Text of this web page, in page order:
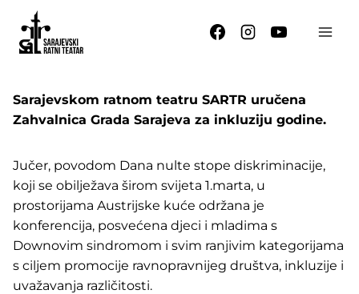
content
Sarajevskom ratnom teatru SARTR uručena
Zahvalnica Grada Sarajeva za inkluziju godine.
Jučer, povodom Dana nulte stope diskriminacije,
koji se obilježava širom svijeta 1.marta, u
prostorijama Austrijske kuće održana je
konferencija, posvećena djeci i mladima s
Downovim sindromom i svim ranjivim kategorijama
s ciljem promocije ravnopravnijeg društva, inkluzije i
uvažavanja različitosti.